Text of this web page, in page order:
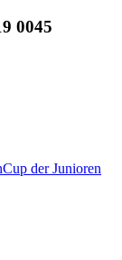
0045
der Junioren